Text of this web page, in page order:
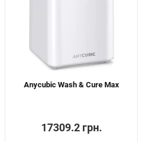
Anycubic Wash & Cure Max
17309.2 грн.